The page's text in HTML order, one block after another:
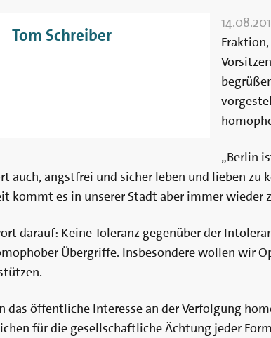
Tom Schreiber
„Berlin
auch, angstfrei und sicher leben und lieben zu
kommt es in unserer Stadt aber immer wieder
darauf: Keine Toleranz gegenüber der
Übergriffe. Insbesondere wollen wir
das öffentliche Interesse an der Verfolgung
für die gesellschaftliche Ächtung jeder